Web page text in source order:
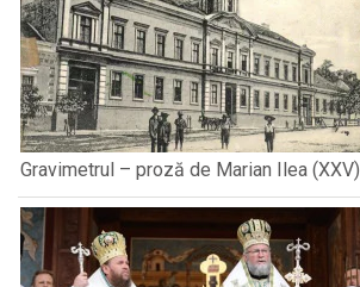
Gravimetrul – proză de Marian Ilea (XXV)